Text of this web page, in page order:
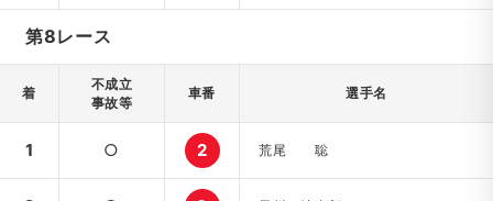
第8レース
着
不成立
事故等
車番 選手名
1 ○ 2 荒尾 聡